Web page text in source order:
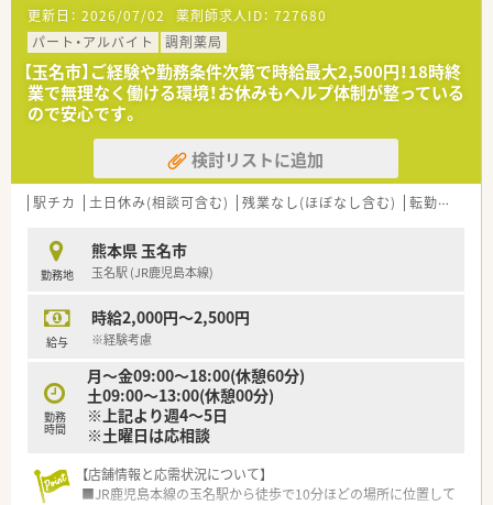
更新日： 2026/07/02 薬剤師求人ID： 727680
パート・アルバイト
調剤薬局
【玉名市】ご経験や勤務条件次第で時給最大2,500円！18時終
業で無理なく働ける環境！お休みもヘルプ体制が整っている
ので安心です。
検討リストに追加
駅チカ 土日休み(相談可含む) 残業なし(ほぼなし含む) 転勤なし
勤務地
熊本県 玉名市
玉名駅 (JR鹿児島本線)
給与
時給2,000円～2,500円
※経験考慮
勤務
時間
月～金09:00～18:00(休憩60分)
土09:00～13:00(休憩00分)
※上記より週4～5日
※土曜日は応相談
【店舗情報と応需状況について】
■JR鹿児島本線の玉名駅から徒歩で10分ほどの場所に位置して